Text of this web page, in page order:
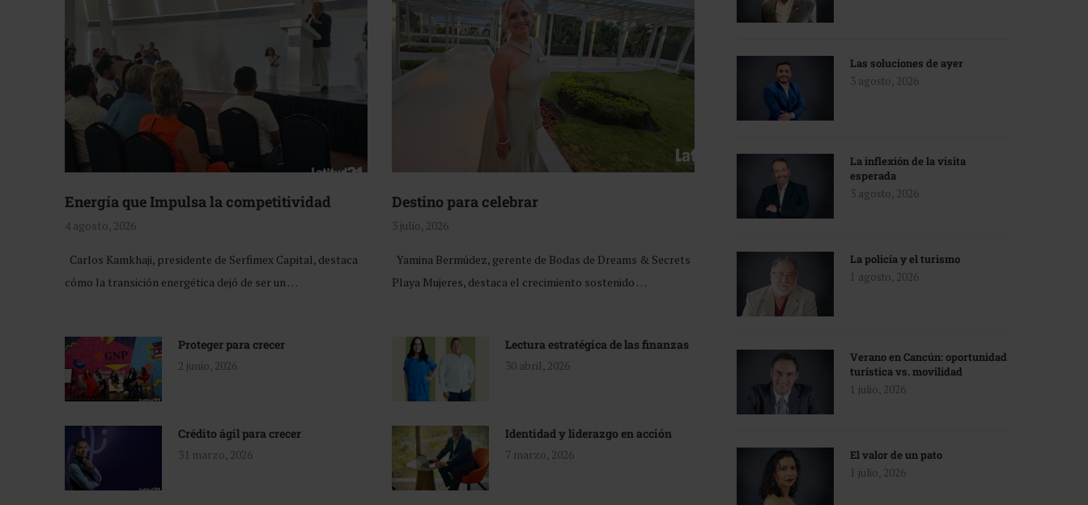
Energía que Impulsa la competitividad
4 agosto, 2026
Carlos Kamkhaji, presidente de Serfimex Capital, destaca
cómo la transición energética dejó de ser un …
Destino para celebrar
3 julio, 2026
Yamina Bermúdez, gerente de Bodas de Dreams & Secrets
Playa Mujeres, destaca el crecimiento sostenido …
Proteger para crecer
2 junio, 2026
Lectura estratégica de las finanzas
30 abril, 2026
Crédito ágil para crecer
31 marzo, 2026
Identidad y liderazgo en acción
7 marzo, 2026
Las soluciones de ayer
3 agosto, 2026
La inflexión de la visita
esperada
3 agosto, 2026
La policía y el turismo
1 agosto, 2026
Verano en Cancún: oportunidad
turística vs. movilidad
1 julio, 2026
El valor de un pato
1 julio, 2026